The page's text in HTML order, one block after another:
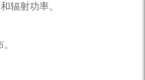
辐射功率。